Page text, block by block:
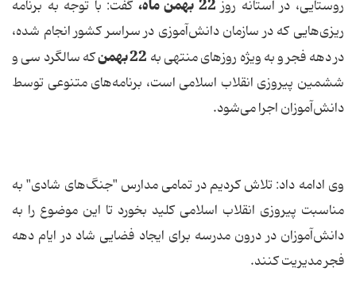
روستایی، در آستانه روز22 بهمن ماه،
گفت: با توجه به برنامه‌
ریزی‌هایی که در سازمان دانش‌آموزی در سراسر کشور انجام شده،
در دهه فجر و به ویژه روزهای منتهی به 22 بهمن
که سالگرد سی و
ششمین پیروزی انقلاب اسلامی است، برنامه‌های متنوعی توسط
دانش‌آموزان اجرا می‌شود.
وی ادامه داد: تلاش کردیم در تمامی مدارس "جنگ‌های شادی" به
مناسبت پیروزی انقلاب اسلامی کلید بخورد تا این موضوع را به
دانش‌آموزان در درون مدرسه برای ایجاد فضایی شاد در ایام دهه
فجر مدیریت کنند.